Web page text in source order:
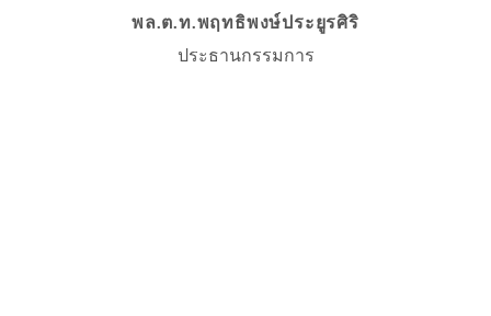
พล.ต.ท.พฤทธิพงษ์ประยูรศิริ
ประธานกรรมการ